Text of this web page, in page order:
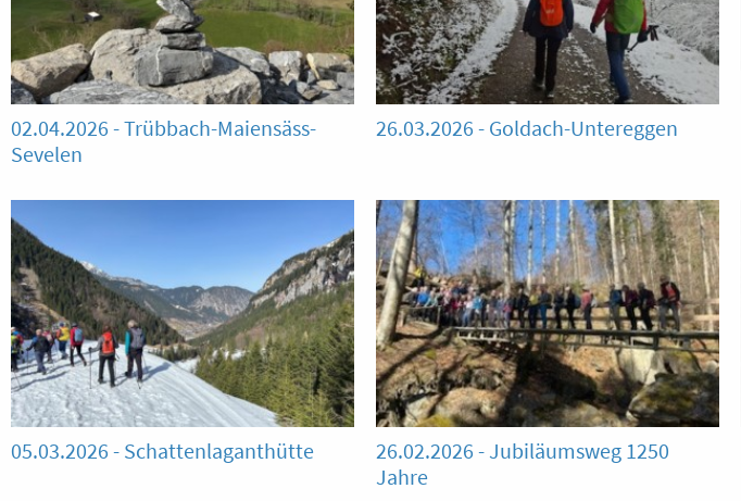
02.04.2026 - Trübbach-Maiensäss-
Sevelen
26.03.2026 - Goldach-Untereggen
05.03.2026 - Schattenlaganthütte
26.02.2026 - Jubiläumsweg 1250
Jahre